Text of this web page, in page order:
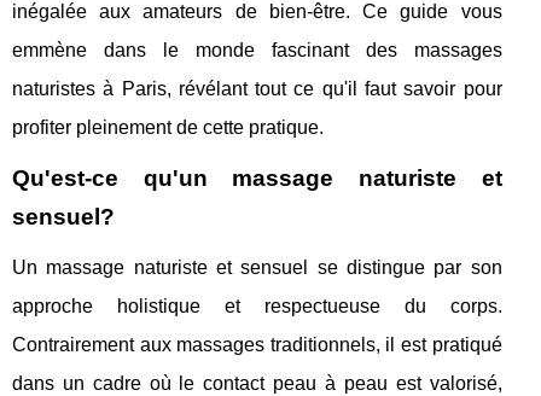
inégalée aux amateurs de bien-être. Ce guide vous
emmène dans le monde fascinant des massages
naturistes à Paris, révélant tout ce qu'il faut savoir pour
profiter pleinement de cette pratique.
Qu'est-ce qu'un massage naturiste et
sensuel?
Un massage naturiste et sensuel se distingue par son
approche holistique et respectueuse du corps.
Contrairement aux massages traditionnels, il est pratiqué
dans un cadre où le contact peau à peau est valorisé,